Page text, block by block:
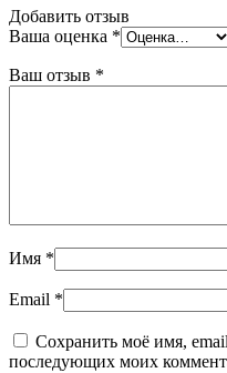
Добавить отзыв
Ваша оценка *
Ваш отзыв *
Имя *
Email *
Сохранить моё имя,
последующих моих